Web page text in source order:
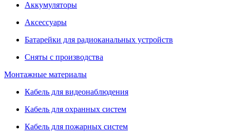
Аккумуляторы
Аксессуары
Батарейки для радиоканальных устройств
Сняты с производства
Монтажные материалы
Кабель для видеонаблюдения
Кабель для охранных систем
Кабель для пожарных систем